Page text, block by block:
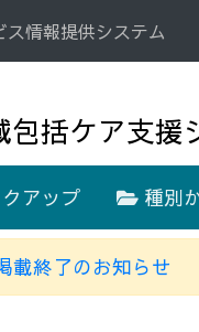
情報提供システム
括ケア支援
アップ 種別
載終了のお知らせ